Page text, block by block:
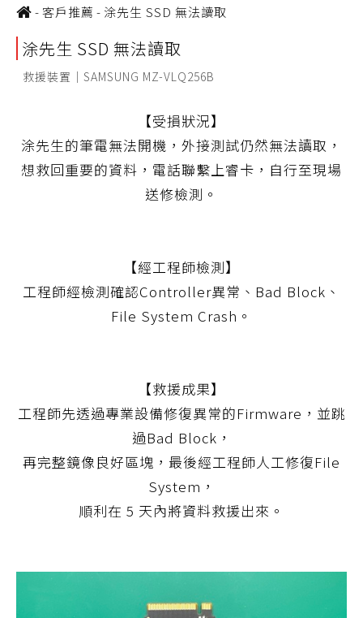
-客戶推薦 - 涂先生 SSD 無法讀取
涂先生 SSD 無法讀取
救援裝置｜SAMSUNG MZ-VLQ256B
【受損狀況】
涂先生的筆電無法開機，外接測試仍然無法讀取，
想救回重要的資料，電話聯繫上睿卡，自行至現場
送修檢測。
【經工程師檢測】
工程師經檢測確認Controller異常、Bad Block、
File System Crash。
【救援成果】
工程師先透過專業設備修復異常的Firmware，並跳
過Bad Block，
再完整鏡像良好區塊，最後經工程師人工修復File
System，
順利在 5 天內將資料救援出來。